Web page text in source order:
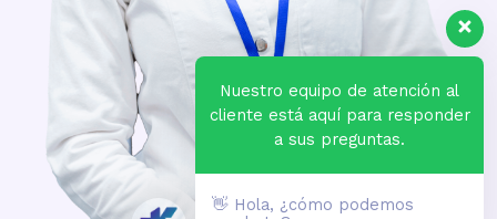
Nuestro equipo de atención al
cliente está aquí para responder
a sus preguntas.
👋 Hola, ¿cómo podemos